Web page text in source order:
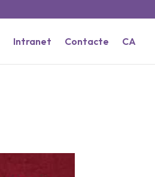
Intranet Contacte CA